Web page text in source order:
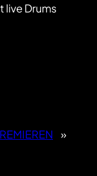
live Drums
»